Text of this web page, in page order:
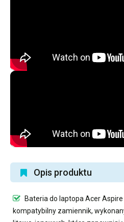
Opis produktu
Bateria do laptopa Acer
kompatybilny zamiennik,